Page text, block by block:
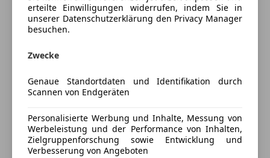
Lederlenkrad
Multifunktionslenkrad
Regensensor
Start/Stop-Automatik
Unterhaltung/Media
Apple CarPlay
Fahrzeugbeschreibung
und gepflegten Zustand. Das Fahrzeug wurde stets
zuverlässig gefahren und regelmäßig gewartet.
- Service und Reparaturen ausschließlich in einer
- 8-fach bereift (Sommer- und Winterreifen)
- Technisch und optisch in sehr gutem Zustand
Pickerl wird noch im August gemacht
erteilte Einwilligungen widerrufen, indem Sie in
unserer Datenschutzerklärung den Privacy Manager
besuchen.
Zwecke
Genaue Standortdaten und Identifikation durch
Scannen von Endgeräten
Personalisierte Werbung und Inhalte, Messung von
Werbeleistung und der Performance von Inhalten,
Zielgruppenforschung sowie Entwicklung und
Verbesserung von Angeboten